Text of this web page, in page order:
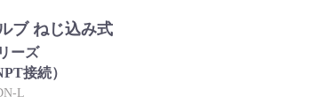
ブ ねじ込み式
ーズ
接続）
L